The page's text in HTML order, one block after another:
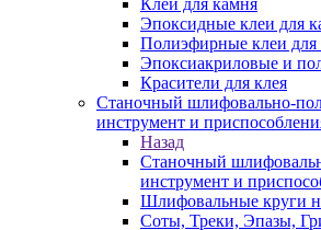
Клеи для камня
Эпоксидные клеи для
Полиэфирные клеи для
Эпоксиакриловые и
Красители для клея
Станочный шлифовально-
инструмент и
Назад
Станочный
инструмент и
Шлифовальные круги
Соты, Треки, Эпазы,